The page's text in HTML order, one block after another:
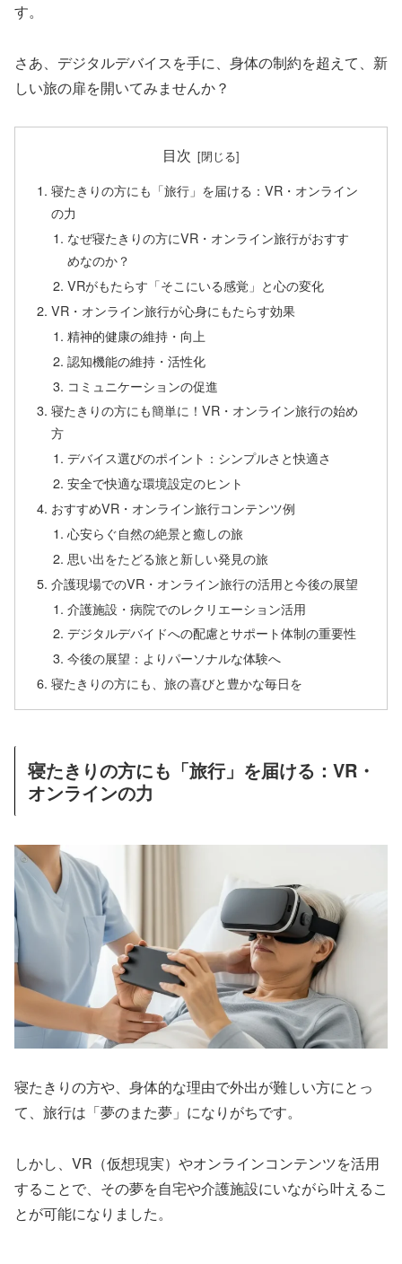
す。
さあ、デジタルデバイスを手に、身体の制約を超えて、新
しい旅の扉を開いてみませんか？
目次
寝たきりの方にも「旅行」を届ける：VR・オンライン
の力
なぜ寝たきりの方にVR・オンライン旅行がおすす
めなのか？
VRがもたらす「そこにいる感覚」と心の変化
VR・オンライン旅行が心身にもたらす効果
精神的健康の維持・向上
認知機能の維持・活性化
コミュニケーションの促進
寝たきりの方にも簡単に！VR・オンライン旅行の始め
方
デバイス選びのポイント：シンプルさと快適さ
安全で快適な環境設定のヒント
おすすめVR・オンライン旅行コンテンツ例
心安らぐ自然の絶景と癒しの旅
思い出をたどる旅と新しい発見の旅
介護現場でのVR・オンライン旅行の活用と今後の展望
介護施設・病院でのレクリエーション活用
デジタルデバイドへの配慮とサポート体制の重要性
今後の展望：よりパーソナルな体験へ
寝たきりの方にも、旅の喜びと豊かな毎日を
寝たきりの方にも「旅行」を届ける：VR・
オンラインの力
寝たきりの方や、身体的な理由で外出が難しい方にとっ
て、旅行は「夢のまた夢」になりがちです。
しかし、VR（仮想現実）やオンラインコンテンツを活用
することで、その夢を自宅や介護施設にいながら叶えるこ
とが可能になりました。